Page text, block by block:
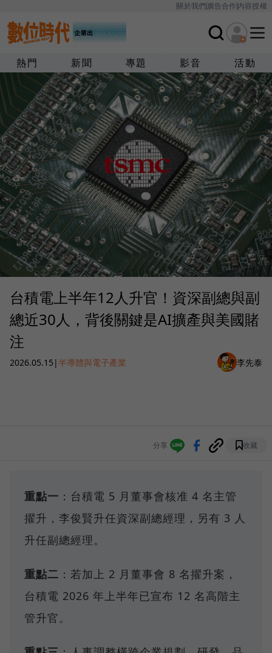
關於我們廣告合作內容授權
熱門 新聞 專題 影音 活動
台積電上半年12人升官！資深副總與副
總近30人，背後關鍵是AI擴產與美國賭
注
2026.05.15 |半導體與電子產業 李先泰
分享 收藏
重點一 ：台積電 5 月董事會核准 4 名主管
擢升，李俊賢升任資深副總經理，另有 3 人
升任副總經理。
重點二 ：若加上 2 月董事會 8 名擢升案，
台積電 2026 年上半年已宣布 12 名高階主
管升官。